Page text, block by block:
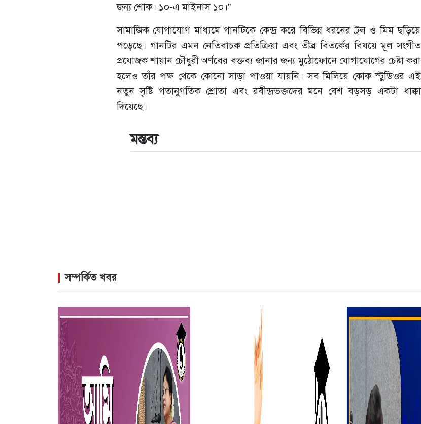
জন্য শোক। ১০-এ মাইনাস ১০।”
সামাজিক যোগাযোগ মাধ্যমে গানটিকে কেন্দ্র করে বিভিন্ন ধরনের ট্রল ও মিম ছড়িয়ে
পড়েছে। গানটির এমন নেতিবাচক প্রতিক্রিয়া এবং তীব্র বিতর্কের বিষয়ে মূল সংগীত
প্রযোজক শায়ান চৌধুরী অর্ণবের বক্তব্য জানার জন্য মুঠোফোনে যোগাযোগের চেষ্টা করা
হলেও তাঁর পক্ষ থেকে কোনো সাড়া পাওয়া যায়নি। সব মিলিয়ে কোক স্টুডিওর এই
নতুন সৃষ্টি গতানুগতিক শ্রোতা এবং রবীন্দ্রভক্তদের মনে বেশ বড়সড় একটা ধাক্কা
দিয়েছে।
মন্তব্য
সম্পর্কিত খবর